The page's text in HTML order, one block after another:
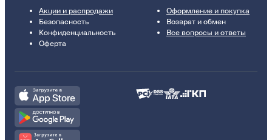
Акции и распродажи
Безопасность
Конфиденциальность
Оферта
Оформление и покупка
Возврат и обмен
Все вопросы и ответы